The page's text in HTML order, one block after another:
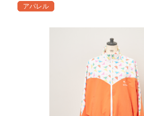
アパレル